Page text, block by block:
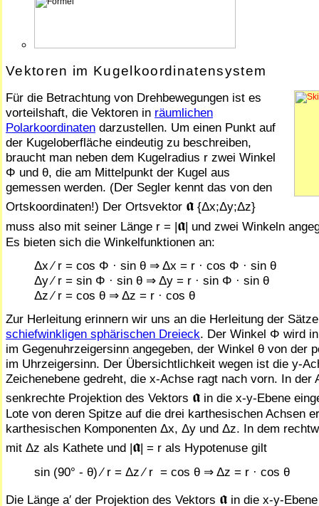
Vektoren im Kugelkoordinatensystem
Für die Betrachtung von Drehbewegungen ist es
vorteilshaft, die Vektoren in räumlichen
Polarkoordinaten darzustellen. Um einen Punkt auf
der Kugeloberfläche eindeutig zu beschreiben,
braucht man neben dem Kugelradius r zwei Winkel
Φ und θ, die am Mittelpunkt der Kugel aus
gemessen werden. (Der Segler kennt das von den
Ortskoordinaten!) Der Ortsvektor 𝖆 {Δx;Δy;Δz}
muss also mit seiner Länge r = |𝖆| und zwei Winkeln
Es bieten sich die Winkelfunktionen an:
Δx ⁄ r = cos Φ · sin θ ⇒ Δx = r · cos Φ · sin θ
Δy ⁄ r = sin Φ · sin θ ⇒ Δy = r · sin Φ · sin θ
Δz ⁄ r = cos θ ⇒ Δz = r · cos θ
Zur Herleitung erinnern wir uns an die Herleitung der
schiefwinkligen sphärischen Dreieck. Der Winkel Φ wird
im Gegenuhrzeigersinn angegeben, der Winkel θ von der
im Uhrzeigersinn. Der Übersichtlichkeit wegen ist die y-
Zeichenebene gedreht, die x-Achse ragt nach vorn. In der
senkrechte Projektion des Vektors 𝖆 in die x-y-Ebene
Lote von deren Spitze auf die drei karthesischen Achsen
karthesischen Kom­po­nen­ten Δx, Δy und Δz. In dem
mit Δz als Kathete und |𝖆| = r als Hypotenuse gilt
sin (90° - θ) ⁄ r = Δz ⁄ r = cos θ ⇒ Δz = r · cos θ
Die Länge a′ der Projektion des Vektors 𝖆 in die x-y-